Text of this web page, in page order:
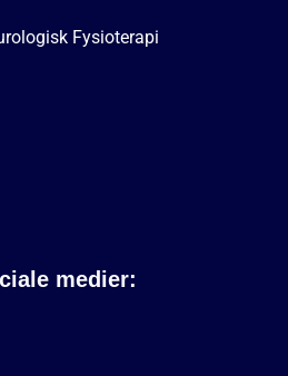
Fysioterapi
medier: